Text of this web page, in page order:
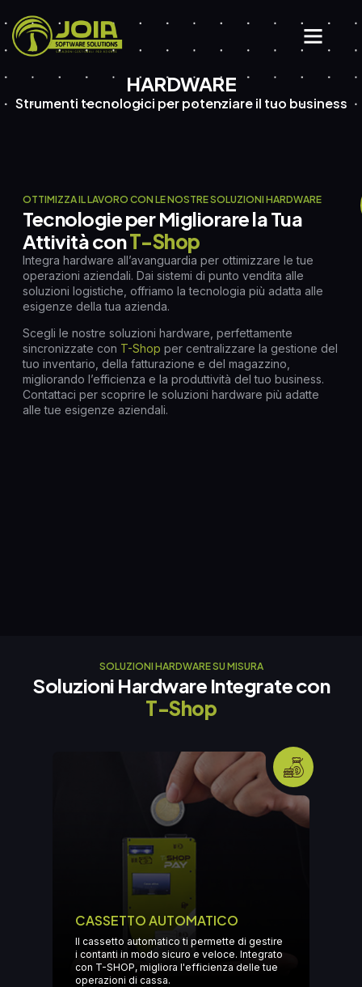
HARDWARE
Strumenti tecnologici per potenziare il tuo business
OTTIMIZZA IL LAVORO CON LE NOSTRE SOLUZIONI HARDWARE
Tecnologie per Migliorare la Tua
Attività conT-Shop
Integra hardware all’avanguardia per ottimizzare le tue
operazioni aziendali. Dai sistemi di punto vendita alle
soluzioni logistiche, offriamo la tecnologia più adatta alle
esigenze della tua azienda.
Scegli le nostre soluzioni hardware, perfettamente
sincronizzate con T-Shop per centralizzare la gestione del
tuo inventario, della fatturazione e del magazzino,
migliorando l’efficienza e la produttività del tuo business.
Contattaci per scoprire le soluzioni hardware più adatte
alle tue esigenze aziendali.
SOLUZIONI HARDWARE SU MISURA
Soluzioni Hardware Integrate con
T-Shop
CASSETTO AUTOMATICO
Il cassetto automatico ti permette di gestire
i contanti in modo sicuro e veloce. Integrato
con T-SHOP, migliora l'efficienza delle tue
operazioni di cassa.